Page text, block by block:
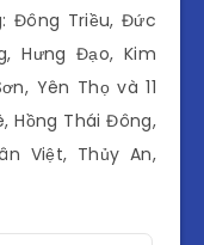
Đông Triều, Đức
Hưng Đạo, Kim
Yên Thọ và 11
Hồng Thái Đông,
Việt, Thủy An,